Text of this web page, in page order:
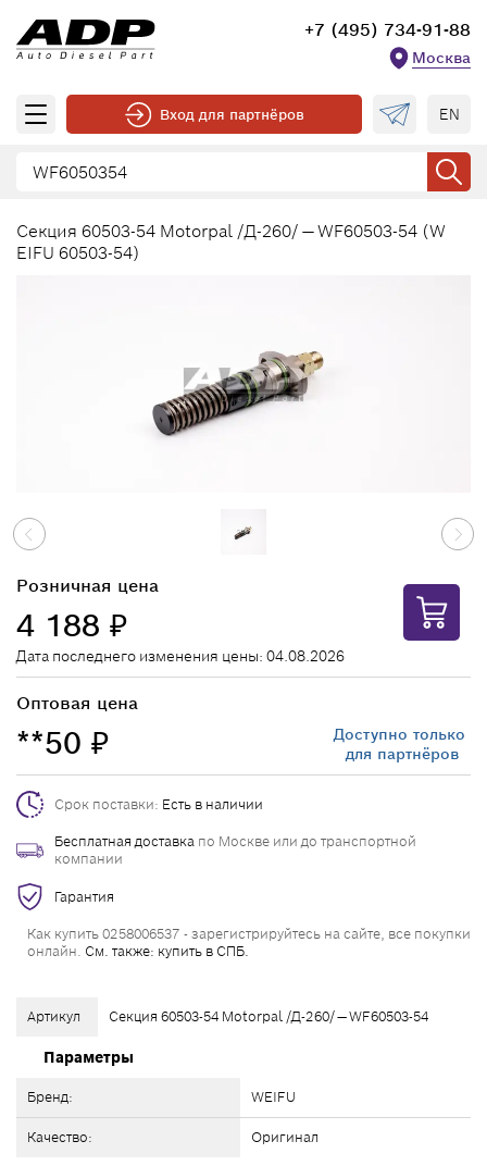
+7 (495) 734-91-88
Москва
Вход для партнёров EN
Секция 60503-54 Motorpal /Д-260/ — WF60503-54 (W
EIFU 60503-54)
Артикул Секция 60503-54 Motorpal /Д-260/ — WF60503-54
Параметры
Бренд: WEIFU
Качество: Оригинал
Розничная цена
4 188 ₽
Дата последнего изменения цены: 04.08.2026
Оптовая цена
**50 ₽
Доступно только
для партнёров
Срок поставки: Есть в наличии
Бесплатная доставка по Москве или до транспортной
компании
Гарантия
Как купить 0258006537 - зарегистрируйтесь на сайте, все покупки
онлайн. См. также: купить в СПБ.